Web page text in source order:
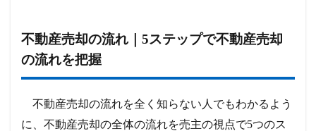
不動産売却の流れ｜5ステップで不動産売却
の流れを把握
不動産売却の流れを全く知らない人でもわかるよう
に、不動産売却の全体の流れを売主の視点で5つのス